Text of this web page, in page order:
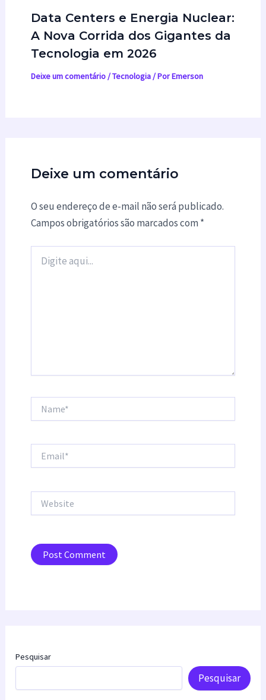
Data Centers e Energia Nuclear:
A Nova Corrida dos Gigantes da
Tecnologia em 2026
Deixe um comentário /Tecnologia/ PorEmerson
Deixe um comentário
O seu endereço de e-mail não será publicado.
Campos obrigatórios são marcados com*
aqui...
Pesquisar
Pesquisar